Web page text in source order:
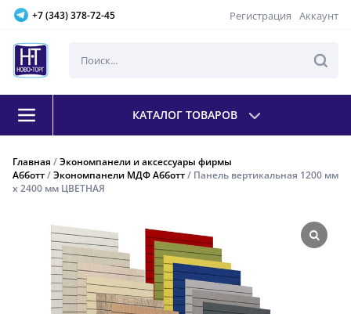
+7 (343) 378-72-45 Регистрация Аккаунт
КАТАЛОГ ТОВАРОВ
Главная /Экономпанели и аксессуары фирмы
Абботт/Экономпанели МДФ Абботт/ Панель вертикальная 1200 мм
х 2400 мм ЦВЕТНАЯ